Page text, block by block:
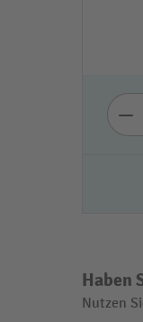
Haben
Nutzen